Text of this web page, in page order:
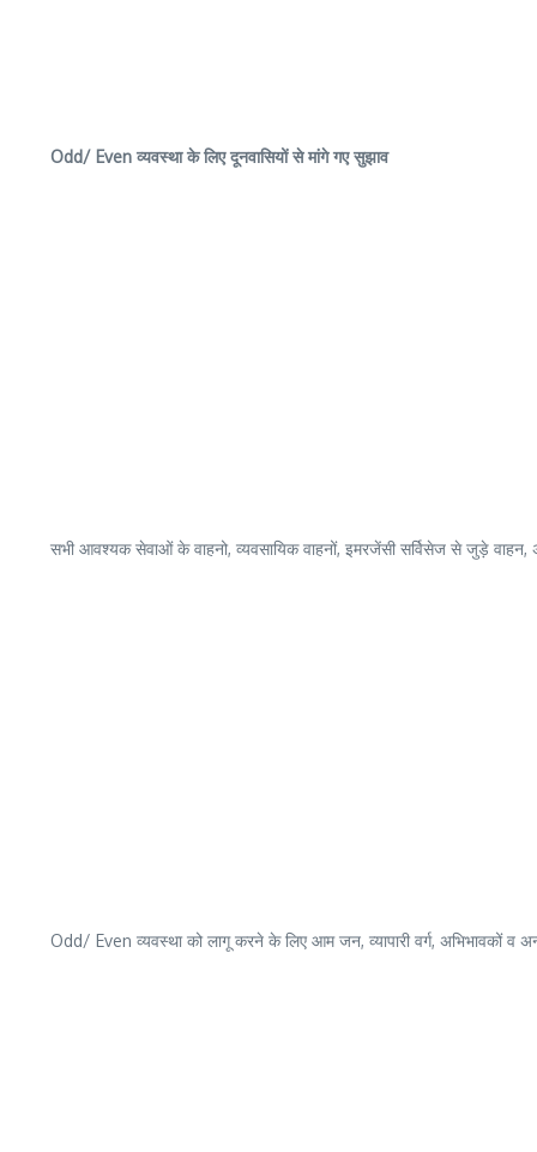
Odd/ Even व्यवस्था के लिए दूनवासियों से मांगे गए सुझाव
सभी आवश्यक सेवाओं के वाहनो, व्यवसायिक वाहनों, इमरजेंसी सर्विसेज से जुड़े वाहन,
Odd/ Even व्यवस्था को लागू करने के लिए आम जन, व्यापारी वर्ग, अभिभावकों व